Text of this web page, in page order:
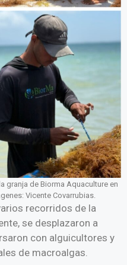
granja de Biorma Aquaculture en
Vicente Covarrubias.
recorridos de la
se desplazaron a
con alguicultores y
de macroalgas.